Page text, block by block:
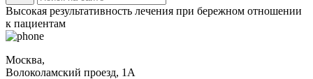
Высокая результативность лечения при бережном отношении
к пациентам
Москва,
Волоколамский проезд, 1А